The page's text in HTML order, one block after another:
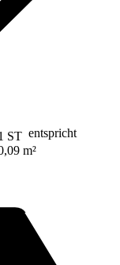
ST entspricht
m²